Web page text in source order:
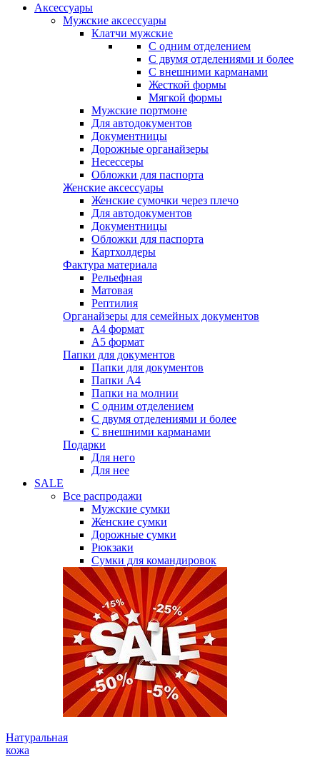
Аксессуары
Мужские аксессуары
Клатчи мужские
С одним отделением
С двумя отделениями и более
С внешними карманами
Жесткой формы
Мягкой формы
Мужские портмоне
Для автодокументов
Документницы
Дорожные органайзеры
Несессеры
Обложки для паспорта
Женские аксессуары
Женские сумочки через плечо
Для автодокументов
Документницы
Обложки для паспорта
Картхолдеры
Фактура материала
Рельефная
Матовая
Рептилия
Органайзеры для семейных документов
А4 формат
А5 формат
Папки для документов
Папки для документов
Папки А4
Папки на молнии
С одним отделением
С двумя отделениями и более
С внешними карманами
Подарки
Для него
Для нее
SALE
Все распродажи
Мужские сумки
Женские сумки
Дорожные сумки
Рюкзаки
Сумки для командировок
Натуральная
кожа